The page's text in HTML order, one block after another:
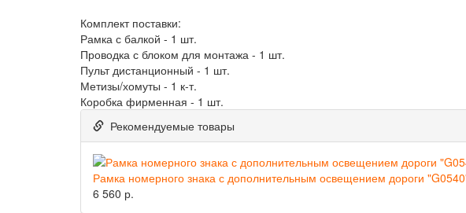
Комплект поставки:
Рамка с балкой - 1 шт.
Проводка с блоком для монтажа - 1 шт.
Пульт дистанционный - 1 шт.
Метизы/хомуты - 1 к-т.
Коробка фирменная - 1 шт.
Рекомендуемые товары
Рамка номерного знака с дополнительным освещением дороги
6 560 р.